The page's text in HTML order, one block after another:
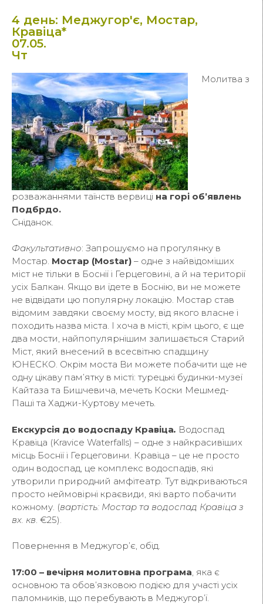
4 день: Меджугор'є, Мостар,
Кравіца*
07.05.
Чт
Молитва з
розважаннями таїнств вервиці на горі об’явлень
Подбрдо.
Сніданок.
Факультативно: Запрошуємо на прогулянку в
Мостар. Мостар (Mostar) – одне з найвідоміших
міст не тільки в Боснії і Герцеговині, а й на території
усіх Балкан. Якщо ви їдете в Боснію, ви не можете
не відвідати цю популярну локацію. Мостар став
відомим завдяки своєму мосту, від якого власне і
походить назва міста. І хоча в місті, крім цього, є ще
два мости, найпопулярнішим залишається Старий
Міст, який внесений в всесвітню спадщину
ЮНЕСКО. Окрім моста Ви можете побачити ще не
одну цікаву пам’ятку в місті: турецькі будинки-музеї
Кайтаза та Бишчевича, мечеть Коски Мешмед-
Паші та Хаджи-Куртову мечеть.
Екскурсія до водоспаду Кравіца. Водоспад
Кравіца (Kravice Waterfalls) – одне з найкрасивіших
місць Боснії і Герцеговини. Кравіца – це не просто
один водоспад, це комплекс водоспадів, які
утворили природний амфітеатр. Тут відкриваються
просто неймовірні краєвиди, які варто побачити
кожному. (вартість: Мостар та водоспад Кравіца з
вх. кв. €25).
Повернення в Меджугор’є, обід.
17:00 – вечірня молитовна програма, яка є
основною та обов’язковою подією для участі усіх
паломників, що перебувають в Меджугор’ї.